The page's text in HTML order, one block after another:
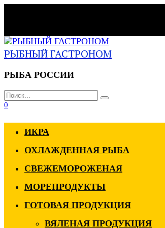
РЫБНЫЙ ГАСТРОНОМ
РЫБА РОССИИ
Search
for:
0
ИКРА
ОХЛАЖДЕННАЯ РЫБА
СВЕЖЕМОРОЖЕНАЯ
МОРЕПРОДУКТЫ
ГОТОВАЯ ПРОДУКЦИЯ
ВЯЛЕНАЯ ПРОДУКЦИЯ